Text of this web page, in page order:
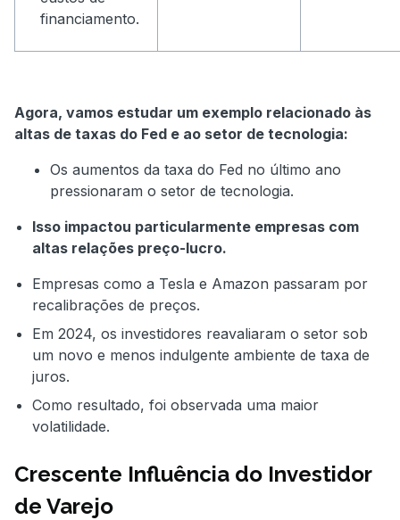
financiamento.
Agora, vamos estudar um exemplo relacionado às
altas de taxas do Fed e ao setor de tecnologia:
Os aumentos da taxa do Fed no último ano
pressionaram o setor de tecnologia.
Isso impactou particularmente empresas com
altas relações preço-lucro.
Empresas como a Tesla e Amazon passaram por
recalibrações de preços.
Em 2024, os investidores reavaliaram o setor sob
um novo e menos indulgente ambiente de taxa de
juros.
Como resultado, foi observada uma maior
volatilidade.
Crescente Influência do Investidor
de Varejo